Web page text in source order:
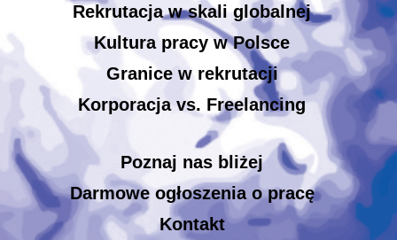
Rekrutacja w skali globalnej
Kultura pracy w Polsce
Granice w rekrutacji
Korporacja vs. Freelancing
Poznaj nas bliżej
Darmowe ogłoszenia o pracę
Kontakt